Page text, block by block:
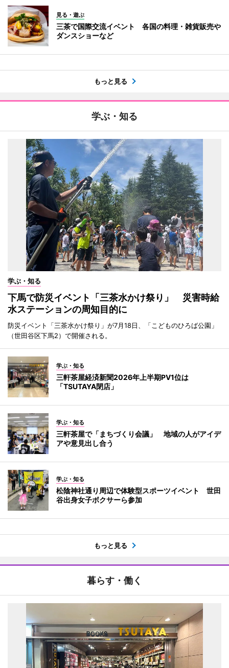
見る・遊ぶ
三茶で国際交流イベント 各国の料理・雑貨販売や
ダンスショーなど
もっと見る
学ぶ・知る
学ぶ・知る
下馬で防災イベント「三茶水かけ祭り」 災害時給
水ステーションの周知目的に
防災イベント「三茶水かけ祭り」が7月18日、「こどものひろば公園」
（世田谷区下馬2）で開催される。
学ぶ・知る
三軒茶屋経済新聞2026年上半期PV1位は
「TSUTAYA閉店」
学ぶ・知る
三軒茶屋で「まちづくり会議」 地域の人がアイデ
アや意見出し合う
学ぶ・知る
松陰神社通り周辺で体験型スポーツイベント 世田
谷出身女子ボクサーら参加
もっと見る
暮らす・働く